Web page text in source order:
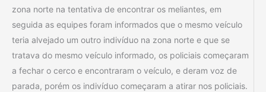
zona norte na tentativa de encontrar os meliantes, em
seguida as equipes foram informados que o mesmo veículo
teria alvejado um outro indivíduo na zona norte e que se
tratava do mesmo veículo informado, os policiais começaram
a fechar o cerco e encontraram o veículo, e deram voz de
parada, porém os indivíduo começaram a atirar nos policiais.